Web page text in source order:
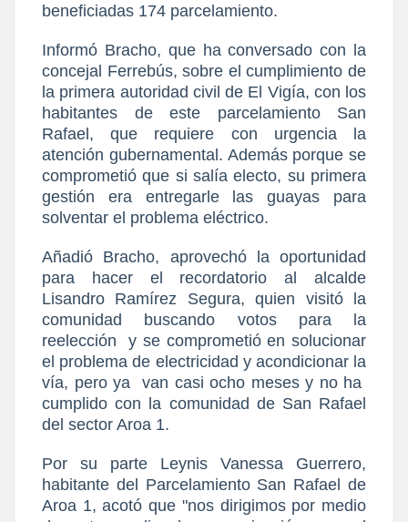
beneficiadas 174 parcelamiento.
Informó Bracho, que ha conversado con la
concejal Ferrebús, sobre el cumplimiento de
la primera autoridad civil de El Vigía, con los
habitantes de este parcelamiento San
Rafael, que requiere con urgencia la
atención gubernamental. Además porque se
comprometió que si salía electo, su primera
gestión era entregarle las guayas para
solventar el problema eléctrico.
Añadió Bracho, aprovechó la oportunidad
para hacer el recordatorio al alcalde
Lisandro Ramírez Segura, quien visitó la
comunidad buscando votos para la
reelección
y se comprometió en solucionar
el problema de electricidad y acondicionar la
vía, pero ya
van casi ocho meses y no ha
cumplido con la comunidad de San Rafael
del sector Aroa 1.
Por su parte Leynis Vanessa Guerrero,
habitante del Parcelamiento San Rafael de
Aroa 1, acotó que "nos dirigimos por medio